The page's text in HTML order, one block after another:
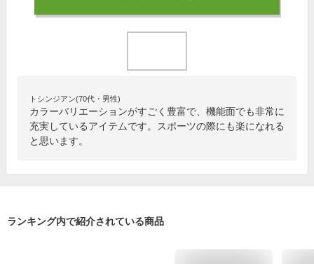
トシンジアン(70代・男性)
カラーバリエーションがすごく豊富で、機能面でも非常に
充実しているアイテムです。スポーツの際にも楽になれる
と思います。
ランキング内で紹介されている商品